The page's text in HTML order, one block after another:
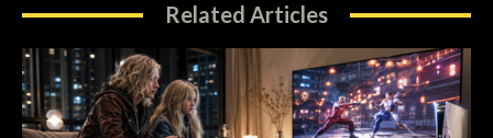
Related Articles